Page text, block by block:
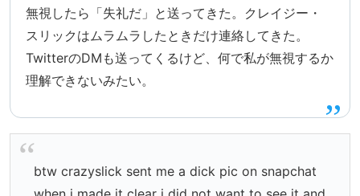
無視したら「失礼だ」と送ってきた。クレイジー・
スリックはムラムラしたときだけ連絡してきた。
TwitterのDMも送ってくるけど、何で私が無視するか
理解できないみたい。
btw crazyslick sent me a dick pic on snapchat